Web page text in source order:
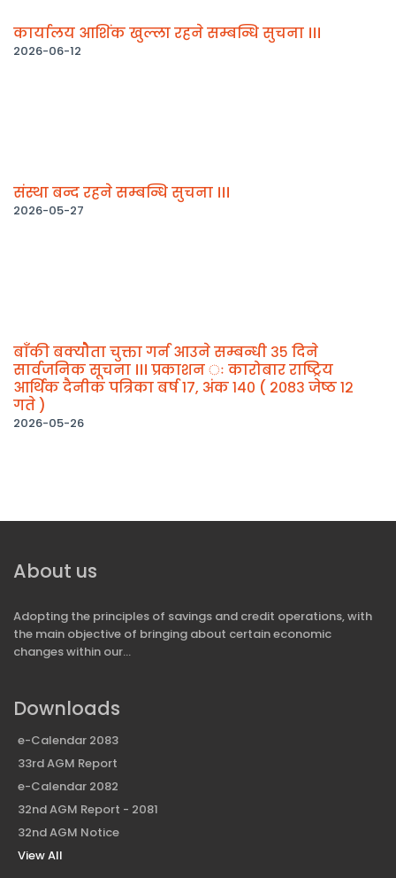
कार्यालय आशिंक खुल्ला रहने सम्बन्धि सुचना ।।।
2026-06-12
संस्था बन्द रहने सम्बन्धि सुचना ।।।
2026-05-27
बाँकी बक्योैता चुक्ता गर्न आउने सम्बन्धी ३५ दिने
सार्वजनिक सूचना ।।। प्रकाशन ः कारोबार राष्ट्रिय
आर्थिक दैनीक पत्रिका बर्ष १७, अंक १४० ( २०८३ जेष्ठ १२
गते )
2026-05-26
About us
Adopting the principles of savings and credit operations, with
the main objective of bringing about certain economic
changes within our...
Downloads
e-Calendar 2083
33rd AGM Report
e-Calendar 2082
32nd AGM Report - 2081
32nd AGM Notice
View All